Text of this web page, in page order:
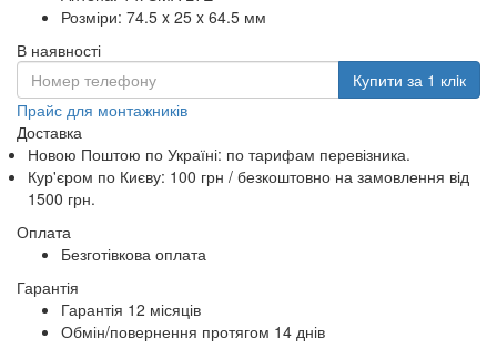
Розміри: 74.5 x 25 x 64.5 мм
В наявності
Купити за 1 клiк
Прайс для монтажників
Доставка
Новою Поштою по Україні: по тарифам перевізника.
Кур'єром по Києву: 100 грн / безкоштовно на замовлення від
1500 грн.
Оплата
Безготівкова оплата
Гарантія
Гарантія 12 місяців
Обмін/повернення протягом 14 днів